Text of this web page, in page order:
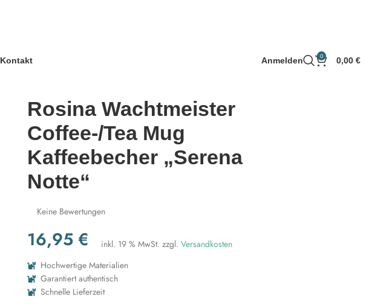
Kontakt Anmelden 0 0,00 €
Rosina Wachtmeister
Coffee-/Tea Mug
Kaffeebecher „Serena
Notte“
Keine Bewertungen
16,95 € inkl. 19 % MwSt. zzgl. Versandkosten
Hochwertige Materialien
Garantiert authentisch
Schnelle Lieferzeit